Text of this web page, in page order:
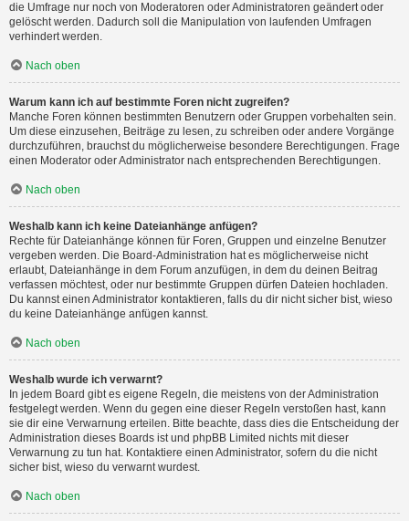
die Umfrage nur noch von Moderatoren oder Administratoren geändert oder
gelöscht werden. Dadurch soll die Manipulation von laufenden Umfragen
verhindert werden.
Nach oben
Warum kann ich auf bestimmte Foren nicht zugreifen?
Manche Foren können bestimmten Benutzern oder Gruppen vorbehalten sein.
Um diese einzusehen, Beiträge zu lesen, zu schreiben oder andere Vorgänge
durchzuführen, brauchst du möglicherweise besondere Berechtigungen. Frage
einen Moderator oder Administrator nach entsprechenden Berechtigungen.
Nach oben
Weshalb kann ich keine Dateianhänge anfügen?
Rechte für Dateianhänge können für Foren, Gruppen und einzelne Benutzer
vergeben werden. Die Board-Administration hat es möglicherweise nicht
erlaubt, Dateianhänge in dem Forum anzufügen, in dem du deinen Beitrag
verfassen möchtest, oder nur bestimmte Gruppen dürfen Dateien hochladen.
Du kannst einen Administrator kontaktieren, falls du dir nicht sicher bist, wieso
du keine Dateianhänge anfügen kannst.
Nach oben
Weshalb wurde ich verwarnt?
In jedem Board gibt es eigene Regeln, die meistens von der Administration
festgelegt werden. Wenn du gegen eine dieser Regeln verstoßen hast, kann
sie dir eine Verwarnung erteilen. Bitte beachte, dass dies die Entscheidung der
Administration dieses Boards ist und phpBB Limited nichts mit dieser
Verwarnung zu tun hat. Kontaktiere einen Administrator, sofern du die nicht
sicher bist, wieso du verwarnt wurdest.
Nach oben